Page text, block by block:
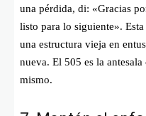
una pérdida, di: «Gracias
listo para lo siguiente».
una estructura vieja en
nueva. El 505 es la
mismo.